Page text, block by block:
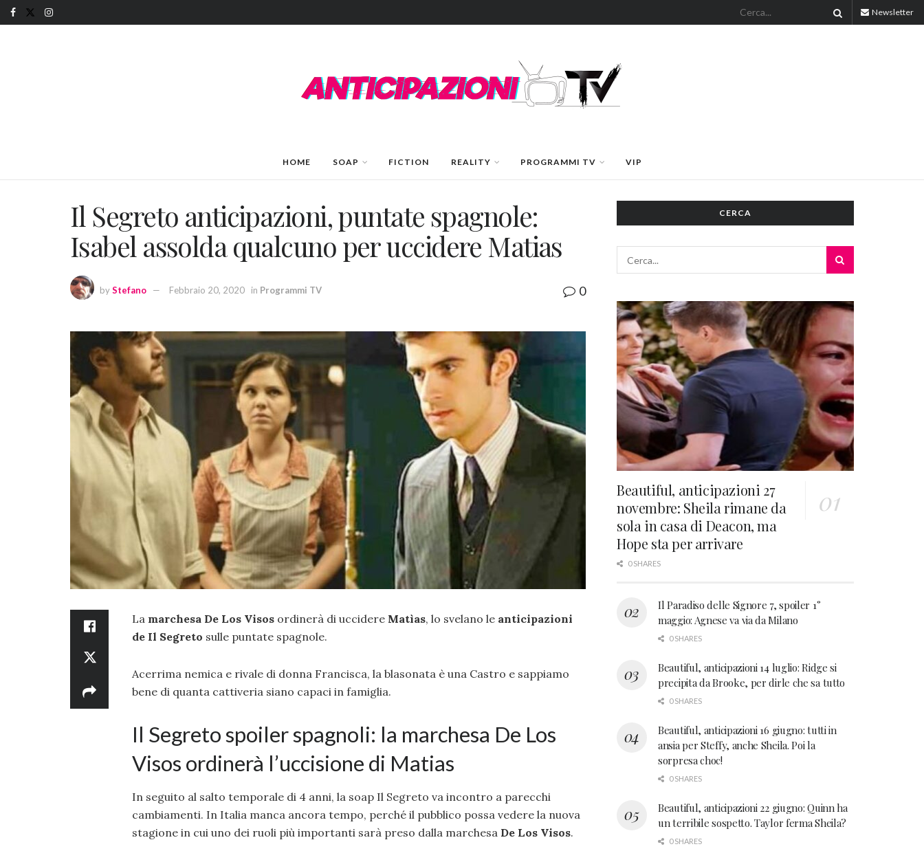
Newsletter
HOME SOAP FICTION REALITY PROGRAMMI TV VIP
Il Segreto anticipazioni, puntate spagnole:
Isabel assolda qualcuno per uccidere Matias
byStefano Febbraio 20, 2020 in Programmi TV 0
La marchesa De Los Visos ordinerà di uccidere Matìas, lo svelano le anticipazioni
de Il Segreto sulle puntate spagnole.
Acerrima nemica e rivale di donna Francisca, la blasonata è una Castro e sappiamo
bene di quanta cattiveria siano capaci in famiglia.
Il Segreto spoiler spagnoli: la marchesa De Los
Visos ordinerà l’uccisione di Matias
In seguito al salto temporale di 4 anni, la soap Il Segreto va incontro a parecchi
cambiamenti. In Italia manca ancora tempo, perché il pubblico possa vedere la nuova
stagione in cui uno dei ruoli più importanti sarà preso dalla marchesa De Los Visos.
CERCA
Beautiful, anticipazioni 27
novembre: Sheila rimane da
sola in casa di Deacon, ma
Hope sta per arrivare
0 SHARES
Il Paradiso delle Signore 7, spoiler 1°
maggio: Agnese va via da Milano
0 SHARES
Beautiful, anticipazioni 14 luglio: Ridge si
precipita da Brooke, per dirle che sa tutto
0 SHARES
Beautiful, anticipazioni 16 giugno: tutti in
ansia per Steffy, anche Sheila. Poi la
sorpresa choc!
0 SHARES
Beautiful, anticipazioni 22 giugno: Quinn ha
un terribile sospetto. Taylor ferma Sheila?
0 SHARES